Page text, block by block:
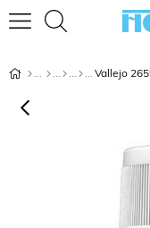
Vallejo